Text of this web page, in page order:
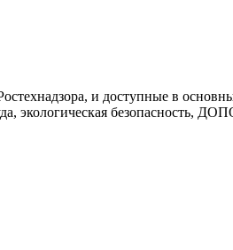
и доступные в
экологическая безопасность,